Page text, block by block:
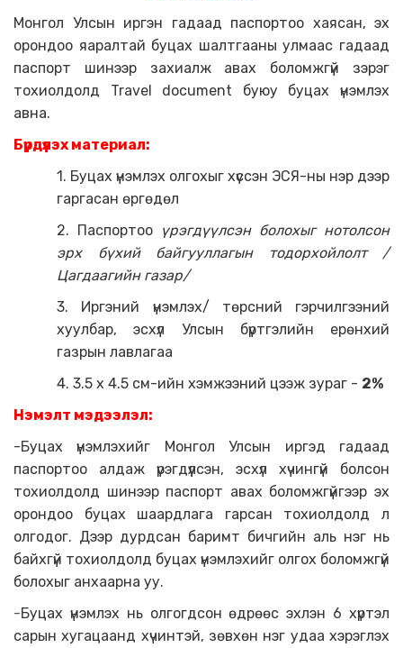
Монгол Улсын иргэн гадаад паспортоо хаясан, эх
орондоо яаралтай буцах шалтгааны улмаас гадаад
паспорт шинээр захиалж авах боломжгүй зэрэг
тохиолдолд Travel document буюу буцах үнэмлэх
авна.
Бүрдүүлэх материал:
1. Буцах үнэмлэх олгохыг хүссэн ЭСЯ-ны нэр дээр
гаргасан өргөдөл
2. Паспортоо үрэгдүүлсэн болохыг нотолсон
эрх бүхий байгууллагын тодорхойлолт /
Цагдаагийн газар/
3. Иргэний үнэмлэх/ төрсний гэрчилгээний
хуулбар, эсхүл Улсын бүртгэлийн ерөнхий
газрын лавлагаа
4. 3.5 х 4.5 см-ийн хэмжээний цээж зураг - 2%
Нэмэлт мэдээлэл:
-Буцах үнэмлэхийг Монгол Улсын иргэд гадаад
паспортоо алдаж үрэгдүүлсэн, эсхүл хүчингүй болсон
тохиолдолд шинээр паспорт авах боломжгүйгээр эх
орондоо буцах шаардлага гарсан тохиолдолд л
олгодог. Дээр дурдсан баримт бичгийн аль нэг нь
байхгүй тохиолдолд буцах үнэмлэхийг олгох боломжгүй
болохыг анхаарна уу.
-Буцах үнэмлэх нь олгогдсон өдрөөс эхлэн 6 хүртэл
сарын хугацаанд хүчинтэй, зөвхөн нэг удаа хэрэглэх